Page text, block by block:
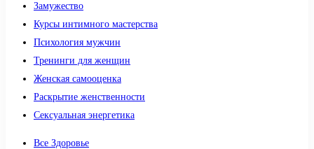
Замужество
Курсы интимного мастерства
Психология мужчин
Тренинги для женщин
Женская самооценка
Раскрытие женственности
Сексуальная энергетика
Все Здоровье